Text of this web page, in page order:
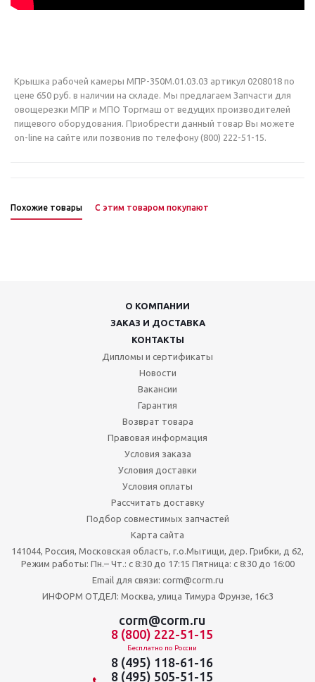
Крышка рабочей камеры МПР-350М.01.03.03 артикул 0208018 по
цене 650 руб. в наличии на складе. Мы предлагаем Запчасти для
овощерезки МПР и МПО Торгмаш от ведущих производителей
пищевого оборудования. Приобрести данный товар Вы можете
on-line на сайте или позвонив по телефону (800) 222-51-15.
Похожие товары С этим товаром покупают
О КОМПАНИИ
ЗАКАЗ И ДОСТАВКА
КОНТАКТЫ
Дипломы и сертификаты
Новости
Вакансии
Гарантия
Возврат товара
Правовая информация
Условия заказа
Условия доставки
Условия оплаты
Рассчитать доставку
Подбор совместимых запчастей
Карта сайта
141044, Россия, Московская область, г.о.Мытищи, дер. Грибки, д 62,
Режим работы: Пн.– Чт.: с 8:30 до 17:15 Пятница: c 8:30 до 16:00
Email для связи: corm@corm.ru
ИНФОРМ ОТДЕЛ: Москва, улица Тимура Фрунзе, 16с3
corm@corm.ru
8 (800) 222-51-15
Бесплатно по России
8 (495) 118-61-16
8 (495) 505-51-15